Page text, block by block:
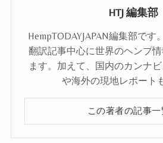
HTJ 編集部
HempTODAYJAPAN編集部です
翻訳記事中心に世界のヘンプ
ます。加えて、国内のカンナ
や海外の現地レポート
この著者の記事一